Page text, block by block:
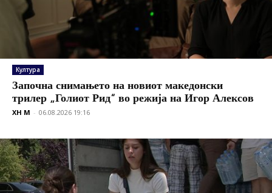
Култура
Започна снимањето на новиот македонски
трилер „Голиот Рид“ во режија на Игор Алексов
XH M - 06.08.2026 19:16